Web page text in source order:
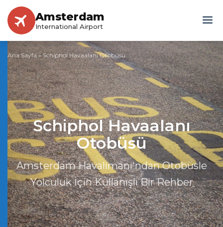
Amsterdam
International Airport
Ana Sayfa»Schiphol Havaalanı Otobüsü
Schiphol Havaalanı
Otobüsü
Amsterdam Havalimanı'ndan Otobüsle
Yolculuk İçin Kullanışlı Bir Rehber